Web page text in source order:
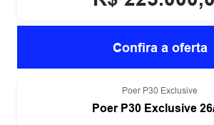
Confira a oferta
Poer P30 Exclusive
Poer P30 Exclusive